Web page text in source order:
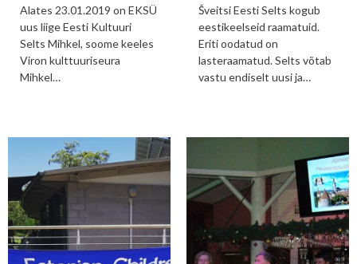
Alates 23.01.2019 on EKSÜ
uus liige Eesti Kultuuri
Selts Mihkel, soome keeles
Viron kulttuuriseura
Mihkel…
Šveitsi Eesti Selts kogub
eestikeelseid raamatuid.
Eriti oodatud on
lasteraamatud. Selts võtab
vastu endiselt uusi ja…